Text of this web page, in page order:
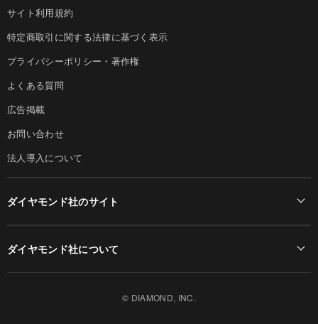
サイト利用規約
特定商取引に関する法律に基づく表示
プライバシーポリシー・著作権
よくある質問
広告掲載
お問い合わせ
法人導入について
ダイヤモンド社のサイト
ダイヤモンド社について
© DIAMOND, INC.